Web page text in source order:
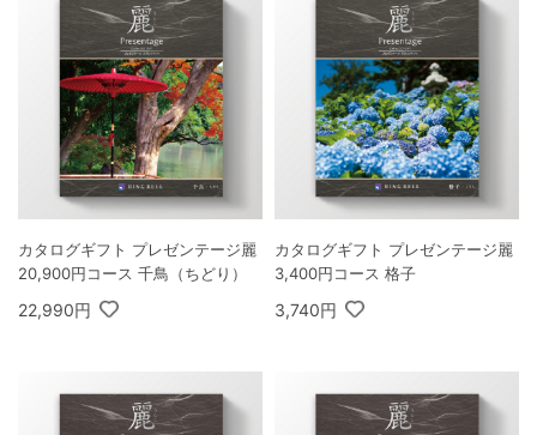
カタログギフト プレゼンテージ麗
20,900円コース 千鳥（ちどり）
22,990円
カタログギフト プレゼンテージ麗
3,400円コース 格子
3,740円